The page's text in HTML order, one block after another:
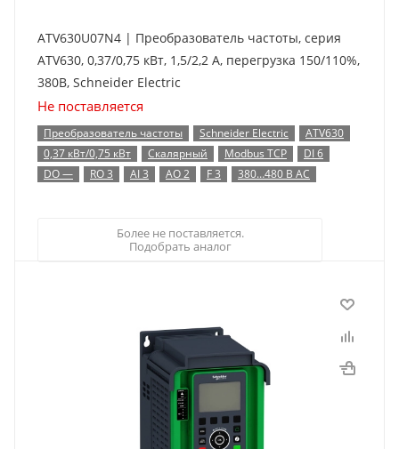
ATV630U07N4 | Преобразователь частоты, серия
ATV630, 0,37/0,75 кВт, 1,5/2,2 А, перегрузка 150/110%,
380B, Schneider Electric
Не поставляется
Преобразователь частоты Schneider Electric
ATV630
0,37 кВт/0,75 кВт
Скалярный Modbus TCP
DI 6
DO —
RO 3 AI 3 AO 2 F 3 380…480 В AC
Более не поставляется.
Подобрать аналог